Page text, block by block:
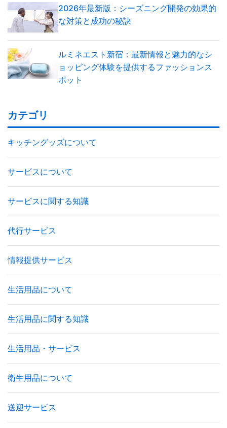
2026年最新版：シーズニング開発の効果的
な対策と成功の秘訣
ルミネエスト新宿：最新情報と魅力的なシ
ョッピング体験を提供するファッションス
ポット
カテゴリ
キッチングッズについて
サービスについて
サービスに関する知識
代行サービス
情報提供サービス
生活用品について
生活用品に関する知識
生活用品・サービス
衛生用品について
送迎サービス